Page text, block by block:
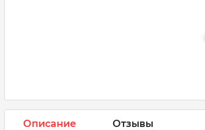
Описание Отзывы